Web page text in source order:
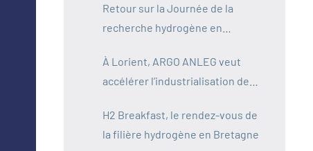
Retour sur la Journée de la
recherche hydrogène en
À Lorient, ARGO ANLEG veut
accélérer l’industrialisation de
H2 Breakfast, le rendez-vous de
la filière hydrogène en Bretagne